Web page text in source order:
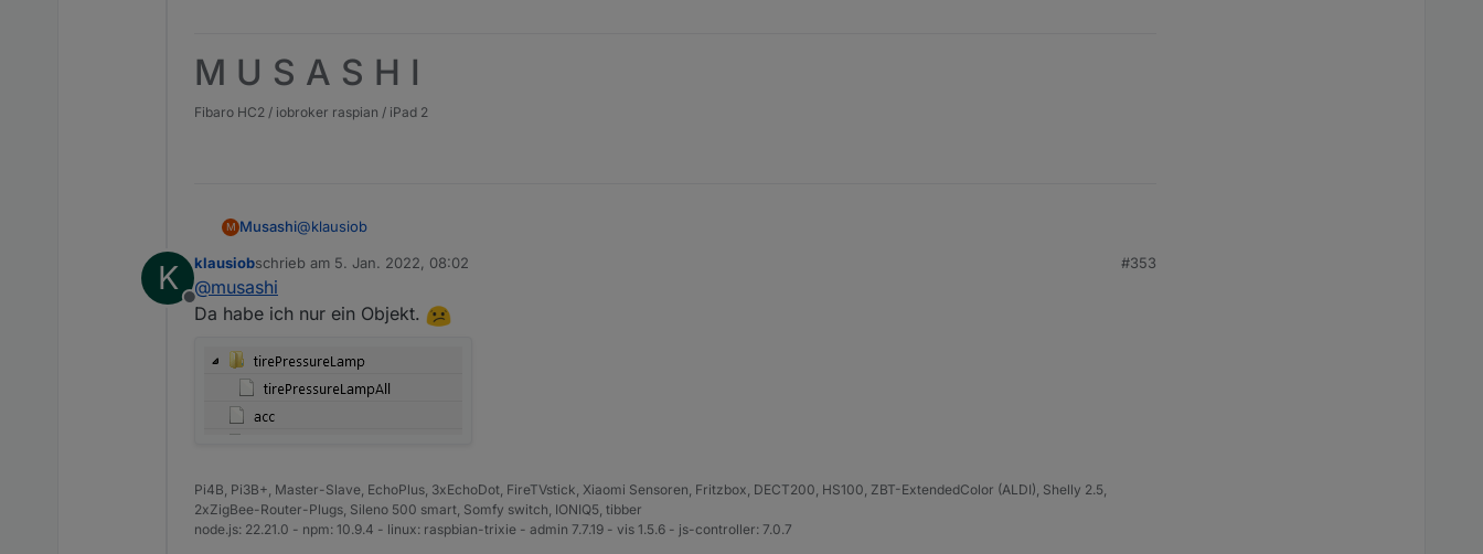
M U S A S H I
Fibaro HC2 / iobroker raspian / iPad 2
M Musashi@klausiob
Ja, findest du unter:
-vehicleStatusRaw
-tirePressureLamp
K
Offline
klausiobschrieb am 5. Jan. 2022, 08:02
zuletzt editiert von
#353
@musashi
Da habe ich nur ein Objekt.
Pi4B, Pi3B+, Master-Slave, EchoPlus, 3xEchoDot, FireTVstick, Xiaomi Sensoren, Fritzbox, DECT200, HS100, ZBT-ExtendedColor (ALDI), Shelly 2.5,
2xZigBee-Router-Plugs, Sileno 500 smart, Somfy switch, IONIQ5, tibber
node.js: 22.21.0 - npm: 10.9.4 - linux: raspbian-trixie - admin 7.7.19 - vis 1.5.6 - js-controller: 7.0.7